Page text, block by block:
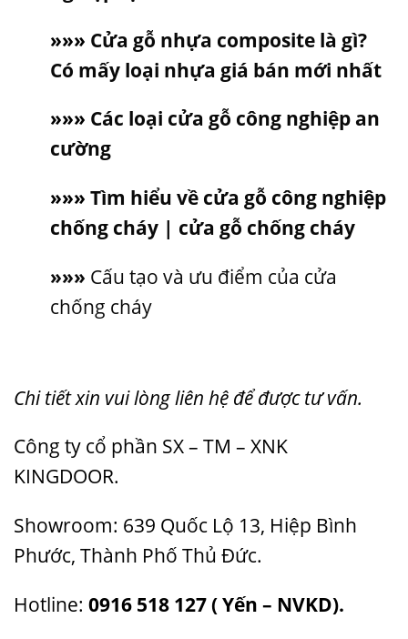
»»» Cửa gỗ nhựa composite là gì?
Có mấy loại nhựa giá bán mới nhất
»»» Các loại cửa gỗ công nghiệp an
cường
»»» Tìm hiểu về cửa gỗ công nghiệp
chống cháy | cửa gỗ chống cháy
»»» Cấu tạo và ưu điểm của cửa
chống cháy
Chi tiết xin vui lòng liên hệ để được tư vấn.
Công ty cổ phần SX – TM – XNK
KINGDOOR.
Showroom: 639 Quốc Lộ 13, Hiệp Bình
Phước, Thành Phố Thủ Đức.
Hotline: 0916 518 127 ( Yến – NVKD).